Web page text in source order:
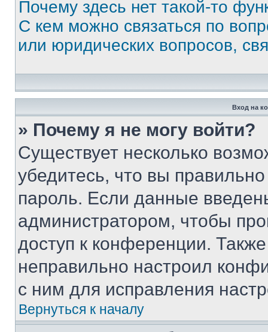
Почему здесь нет такой-то
С кем можно связаться по
или юридических вопросов,
Вход на
» Почему я не могу войти?
Существует несколько
убедитесь, что вы
пароль. Если данные
администратором, чтобы
доступ к конференции.
неправильно настроил
с ним для исправления
Вернуться к началу